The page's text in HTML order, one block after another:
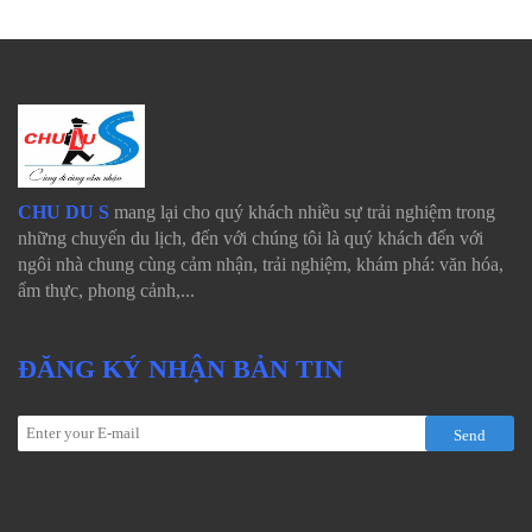
CHU DU S mang lại cho quý khách nhiều sự trải nghiệm trong
những chuyến du lịch, đến với chúng tôi là quý khách đến với
ngôi nhà chung cùng cảm nhận, trải nghiệm, khám phá: văn hóa,
ẩm thực, phong cảnh,...
ĐĂNG KÝ NHẬN BẢN TIN
Send